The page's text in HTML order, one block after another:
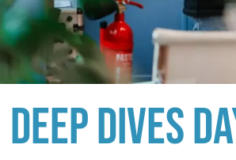
DEEP DIVES